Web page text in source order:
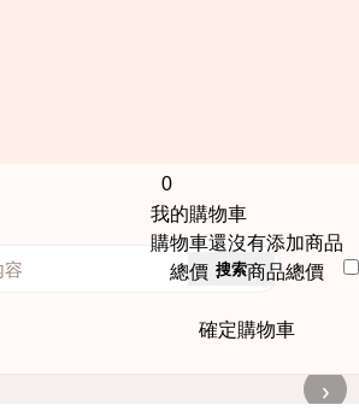
0
我的購物車
購物車還沒有添加商品
總價： 商品總價
確定購物車
搜索
›